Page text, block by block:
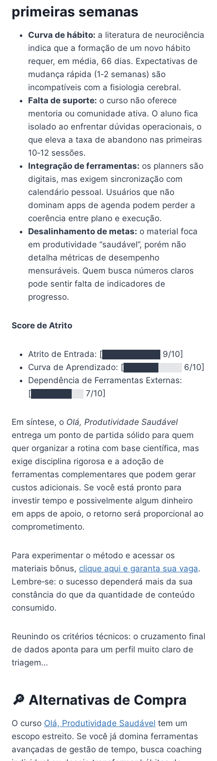
primeiras semanas
Curva de hábito: a literatura de neurociência
indica que a formação de um novo hábito
requer, em média, 66 dias. Expectativas de
mudança rápida (1‑2 semanas) são
incompatíveis com a fisiologia cerebral.
Falta de suporte: o curso não oferece
mentoria ou comunidade ativa. O aluno fica
isolado ao enfrentar dúvidas operacionais, o
que eleva a taxa de abandono nas primeiras
10‑12 sessões.
Integração de ferramentas: os planners são
digitais, mas exigem sincronização com
calendário pessoal. Usuários que não
dominam apps de agenda podem perder a
coerência entre plano e execução.
Desalinhamento de metas: o material foca
em produtividade “saudável”, porém não
detalha métricas de desempenho
mensuráveis. Quem busca números claros
pode sentir falta de indicadores de
progresso.
Score de Atrito
Atrito de Entrada: [██████████ 9/10]
Curva de Aprendizado: [██████░░░░ 6/10]
Dependência de Ferramentas Externas:
[███████░░ 7/10]
Em síntese, o Olá, Produtividade Saudável
entrega um ponto de partida sólido para quem
quer organizar a rotina com base científica, mas
exige disciplina rigorosa e a adoção de
ferramentas complementares que podem gerar
custos adicionais. Se você está pronto para
investir tempo e possivelmente algum dinheiro
em apps de apoio, o retorno será proporcional ao
comprometimento.
Para experimentar o método e acessar os
materiais bônus, clique aqui e garanta sua vaga.
Lembre‑se: o sucesso dependerá mais da sua
constância do que da quantidade de conteúdo
consumido.
Reunindo os critérios técnicos: o cruzamento final
de dados aponta para um perfil muito claro de
triagem…
🔎 Alternativas de Compra
O curso Olá, Produtividade Saudável tem um
escopo estreito. Se você já domina ferramentas
avançadas de gestão de tempo, busca coaching